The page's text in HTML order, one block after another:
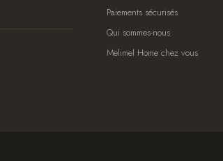
Paiements sécurisés
Qui sommes-nous
Melimel Home chez vous